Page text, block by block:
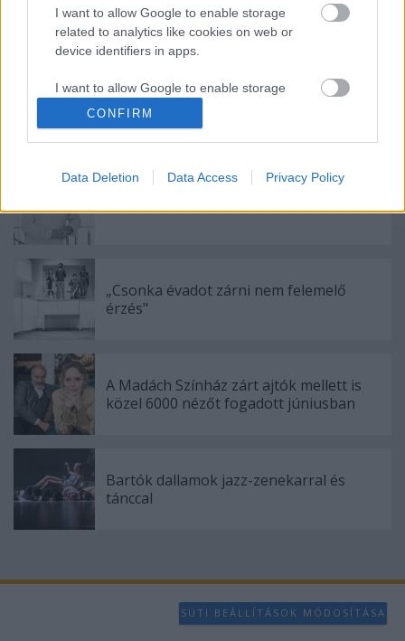
I want to allow Google to enable storage
related to analytics like cookies on web or
device identifiers in apps.
I want to allow Google to enable storage
related to functionality of the website or app.
I want to allow Google to enable storage
related to security, including authentication
functionality and fraud prevention, and other
user protection.
CONFIRM
Data Deletion Data Access Privacy Policy
Ajánlott bejegyzések:
Indul az e-Trafó online programsorozat
„Csonka évadot zárni nem felemelő
érzés"
A Madách Színház zárt ajtók mellett is
közel 6000 nézőt fogadott júniusban
Bartók dallamok jazz-zenekarral és
tánccal
SÜTI BEÁLLÍTÁSOK MÓDOSÍTÁSA